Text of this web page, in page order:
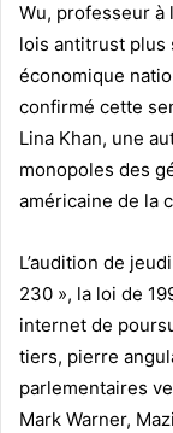
Wu, professeur à
lois antitrust plus
économique
confirmé cette
Lina Khan, une
monopoles des
américaine de la
L’audition de
230 », la loi de
internet de
tiers, pierre
parlementaires
Mark Warner,